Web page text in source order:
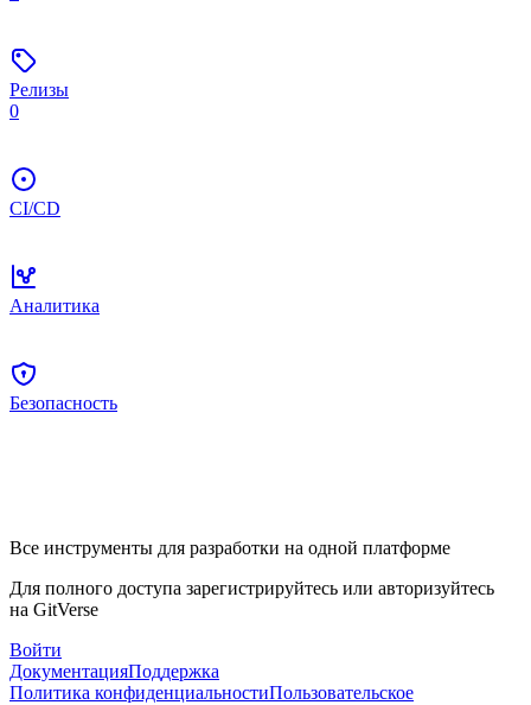
Релизы
0
CI/CD
Аналитика
Безопасность
Все инструменты для разработки на одной платформе
Для полного доступа зарегистрируйтесь или авторизуйтесь
на GitVerse
Войти
ДокументацияПоддержка
Политика конфиденциальностиПользовательское